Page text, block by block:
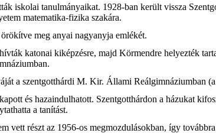
iskolai tanulmányaikat. 1928-ban került vissza
matematika-fizika szakára.
meg anyai nagyanyja emlékét.
katonai kiképzésre, majd Körmendre helyezték
a szentgotthárdi M. Kir. Állami
és hazaindulhatott. Szentgotthárdon a házukat
a tanítást.
vett részt az 1956-os megmozdulásokban, így